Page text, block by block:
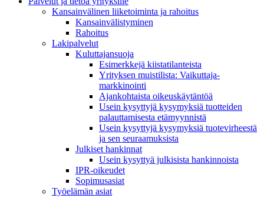
Kansainvälinen liiketoiminta ja rahoitus
Kansain­välistyminen
Rahoitus
Lakipalvelut
Kuluttajansuoja
Esimerkkejä kiistatilanteista
Yrityksen muistilista: Vaikuttaja­
markkinointi
Ajankohtaista oikeuskäytäntöä
Usein kysyttyjä kysymyksiä tuotteiden
palauttamisesta etämyynnistä
Usein kysyttyjä kysymyksiä tuotevirheestä
ja sen seuraamuksista
Julkiset hankinnat
Usein kysyttyä julkisista hankinnoista
IPR-oikeudet
Sopimusasiat
Työelämän asiat